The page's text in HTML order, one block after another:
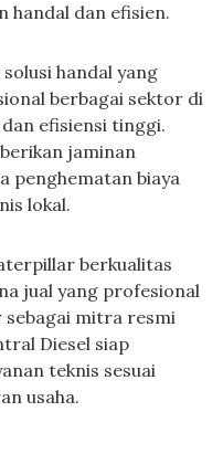
handal dan efisien.
handal yang
berbagai sektor di
efisiensi tinggi.
jaminan
penghematan biaya
lokal.
berkualitas
jual yang profesional
sebagai mitra resmi
Diesel siap
teknis sesuai
usaha.